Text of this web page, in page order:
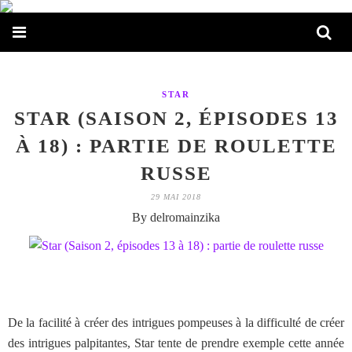
STAR
STAR (SAISON 2, ÉPISODES 13
À 18) : PARTIE DE ROULETTE
RUSSE
29 MAI 2018
By delromainzika
De la facilité à créer des intrigues pompeuses à la difficulté de créer
des intrigues palpitantes, Star tente de prendre exemple cette année